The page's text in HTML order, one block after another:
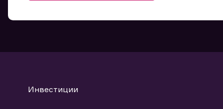
Инвестиции